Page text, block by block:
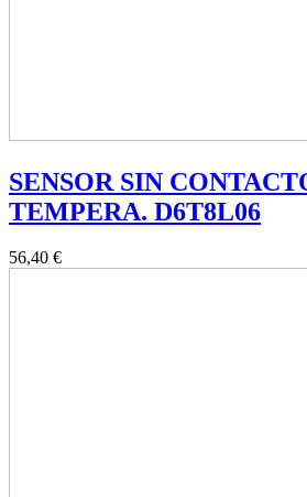
SENSOR SIN
TEMPERA. D6T8L06
56,40 €